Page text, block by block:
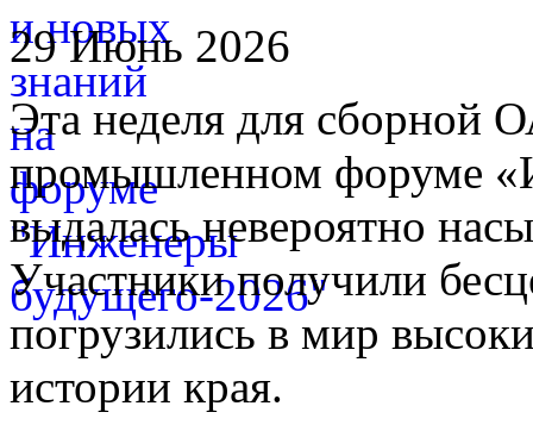
29 Июнь 2026
Эта неделя для сборной
промышленном форуме
выдалась невероятно
Участники получили
погрузились в мир
истории края.